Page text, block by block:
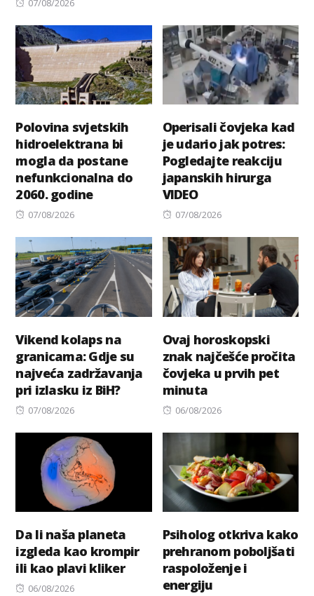
07/08/2026
Polovina svjetskih
hidroelektrana bi
mogla da postane
nefunkcionalna do
2060. godine
Posted
07/08/2026
Operisali čovjeka kad
je udario jak potres:
Pogledajte reakciju
japanskih hirurga
VIDEO
Posted
07/08/2026
Vikend kolaps na
granicama: Gdje su
najveća zadržavanja
pri izlasku iz BiH?
Posted
07/08/2026
Ovaj horoskopski
znak najčešće pročita
čovjeka u prvih pet
minuta
Posted
06/08/2026
Da li naša planeta
izgleda kao krompir
ili kao plavi kliker
Posted
06/08/2026
Psiholog otkriva kako
prehranom poboljšati
raspoloženje i
energiju